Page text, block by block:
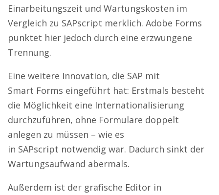
Einarbeitungszeit und Wartungskosten im
Vergleich zu SAPscript merklich. Adobe Forms
punktet hier jedoch durch eine erzwungene
Trennung.
Eine weitere Innovation, die SAP mit
Smart Forms eingeführt hat: Erstmals besteht
die Möglichkeit eine Internationalisierung
durchzuführen, ohne Formulare doppelt
anlegen zu müssen – wie es
in SAPscript notwendig war. Dadurch sinkt der
Wartungsaufwand abermals.
Außerdem ist der grafische Editor in